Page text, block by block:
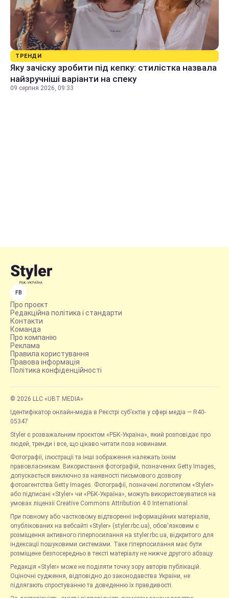
ТРЕНДИ
Яку зачіску зробити під кепку: стилістка назвала
найзручніші варіанти на спеку
09 серпня 2026, 09:33
FB
Про проєкт
Редакційна політика і стандарти
Контакти
Команда
Про компанію
Реклама
Правила користування
Правова інформація
Політика конфіденційності
© 2026 LLC «UBT MEDIA»
Ідентифікатор онлайн-медіа в Реєстрі суб’єктів у сфері медіа — R40-
05347
Styler є розважальним проєктом «РБК-Україна», який розповідає про
людей, тренди і все, що цікаво читати поза новинами.
Фотографії, ілюстрації та інші зображення належать їхнім
правовласникам. Використання фотографій, позначених Getty Images,
допускається виключно за наявності письмового дозволу
фотоагентства Getty Images. Фотографії, позначені логотипом «Styler»
або підписані «Styler» чи «РБК-Україна», можуть використовуватися на
умовах ліцензії Creative Commons Attribution 4.0 International.
При повному або частковому відтворенні інформаційних матеріалів,
опублікованих на вебсайті «Styler» (styler.rbc.ua), обов'язковим є
розміщення активного гіперпосилання на styler.rbc.ua, відкритого для
індексації пошуковими системами. Таке гіперпосилання має бути
розміщене безпосередньо в тексті матеріалу не нижче другого абзацу.
Редакція «Styler» може не поділяти точку зору авторів публікацій.
Оціночні судження, відповідно до законодавства України, не
підлягають спростуванню та доведенню їх правдивості.